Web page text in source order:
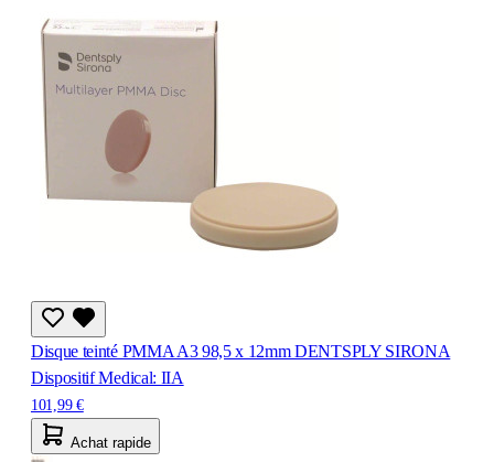
Disque teinté PMMA A3 98,5 x 12mm DENTSPLY SIRONA
Dispositif Medical: IIA
101,99 €
Achat rapide